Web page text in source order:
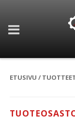
ETUSIVU /